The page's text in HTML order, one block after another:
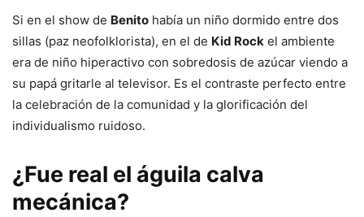
Si en el show de Benito había un niño dormido entre dos
sillas (paz neofolklorista), en el de Kid Rock el ambiente
era de niño hiperactivo con sobredosis de azúcar viendo a
su papá gritarle al televisor. Es el contraste perfecto entre
la celebración de la comunidad y la glorificación del
individualismo ruidoso.
¿Fue real el águila calva
mecánica?